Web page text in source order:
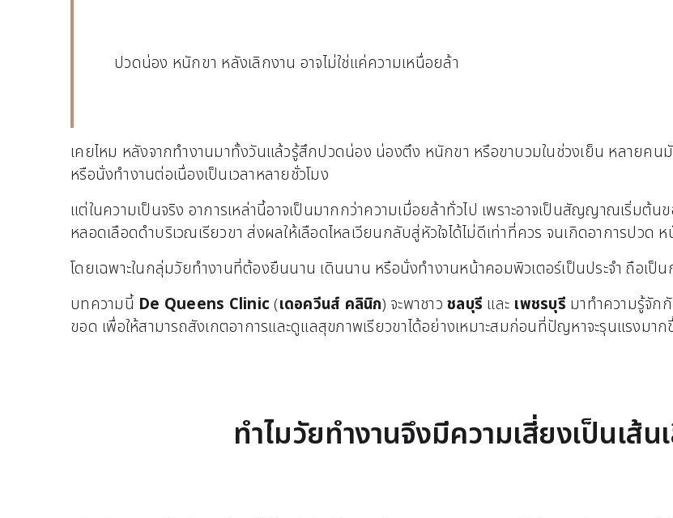
ปวดน่อง หนักขา หลังเลิกงาน อาจไม่ใช่แค่ความเหนื่อยล้า
เคยไหม หลังจากทำงานมาทั้งวันแล้วรู้สึกปวดน่อง น่องตึง หนักขา หรือขาบวมในช่วงเย็น หลายค
หรือนั่งทำงานต่อเนื่องเป็นเวลาหลายชั่วโมง
แต่ในความเป็นจริง อาการเหล่านี้อาจเป็นมากกว่าความเมื่อยล้าทั่วไป เพราะอาจเป็นสัญญาณเริ่มต้นข
หลอดเลือดดำบริเวณเรียวขา ส่งผลให้เลือดไหลเวียนกลับสู่หัวใจได้ไม่ดีเท่าที่ควร จนเกิดอาการปวด
โดยเฉพาะในกลุ่มวัยทำงานที่ต้องยืนนาน เดินนาน หรือนั่งทำงานหน้าคอมพิวเตอร์เป็นประจำ ถือ
บทความนี้ De Queens Clinic (เดอควีนส์ คลินิก) จะพาชาว ชลบุรี และ เพชรบุรี มาทำความรู้จัก
ขอด เพื่อให้สามารถสังเกตอาการและดูแลสุขภาพเรียวขาได้อย่างเหมาะสมก่อนที่ปัญหาจะรุนแรงมาก
ทำไมวัยทำงานจึงมีความเสี่ยงเป็นเส้